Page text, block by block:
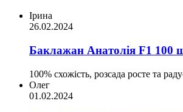
Ірина
26.02.2024
Баклажан Анатолія F1 100
100% схожість, розсада росте та
Олег
01.02.2024